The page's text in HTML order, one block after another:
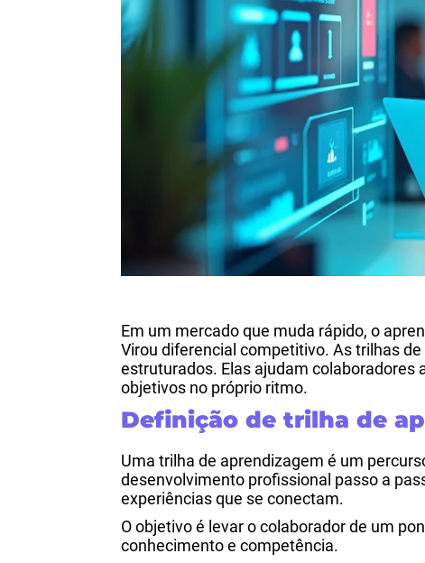
Em um mercado que muda rápido, o
Virou diferencial competitivo. As trilhas
estruturados. Elas ajudam colaboradores
objetivos no próprio ritmo.
Definição de trilha de
Uma trilha de aprendizagem é um
desenvolvimento profissional passo a
experiências que se conectam.
O objetivo é levar o colaborador de um
conhecimento e competência.